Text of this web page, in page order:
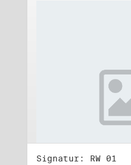
Signatur: RW 01